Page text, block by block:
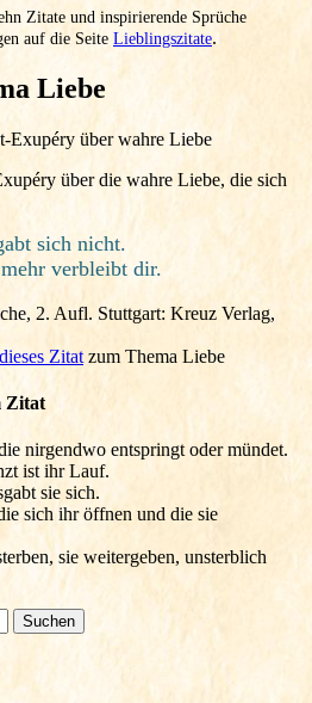
Zitate und inspirierende Sprüche
auf die Seite Lieblingszitate.
Liebe
über die wahre Liebe, die sich
sich nicht.
verbleibt dir.
2. Aufl. Stuttgart: Kreuz Verlag,
Zitat zum Thema Liebe
Zitat
nirgendwo entspringt oder mündet.
ist ihr Lauf.
sie sich.
sich ihr öffnen und die sie
sie weitergeben, unsterblich